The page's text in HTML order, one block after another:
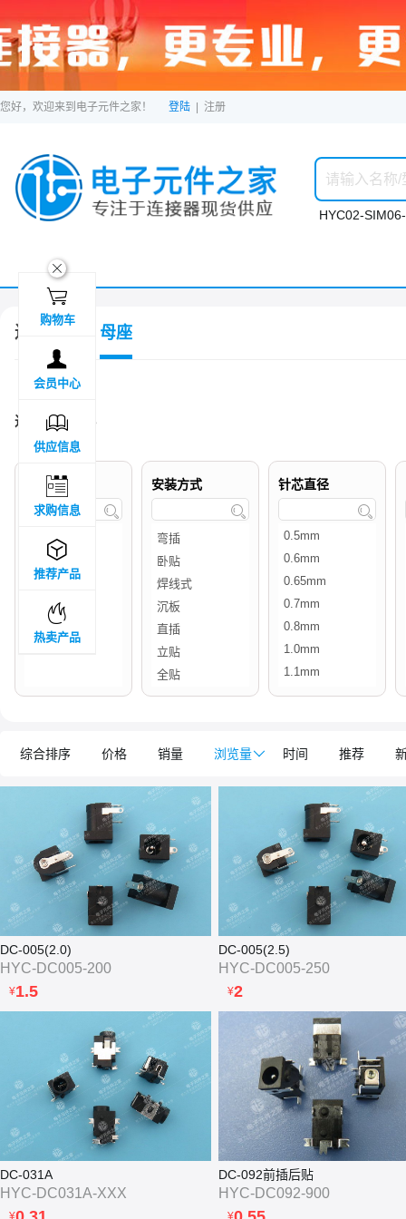
您好，欢迎来到电子元件之家！ 登陆 注册
HYC02-
连接器 母座
过滤结果 : 93
品牌属地

安装方式

针芯直径

综合排序 价格 销量 浏览量 时间 推荐
DC-005(2.0)
HYC-DC005-200
¥1.5
DC-005(2.5)
HYC-DC005-250
¥2
DC-031A
HYC-DC031A-XXX
¥
DC-092前插后贴
HYC-DC092-900
¥
ဆ

购物车

会员中心

供应信息

求购信息

推荐产品

热卖产品